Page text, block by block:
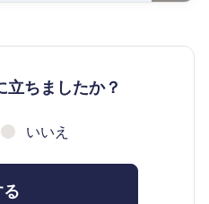
立ちましたか？
いいえ